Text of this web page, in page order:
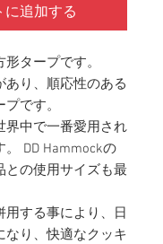
に追加する
タープです。
あり、順応性のある
です。
界中で一番愛用され
DD Hammockの
との使用サイズも最
用する事により、日
なり、快適なクッキ